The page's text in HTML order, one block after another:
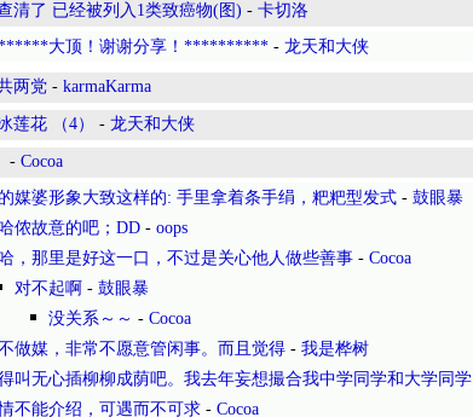
清了 已经被列入1类致癌物(图) - 卡切洛
大顶！谢谢分享！********** - 龙天和大侠
两党 - karmaKarma
莲花 （4） - 龙天和大侠
- Cocoa
媒婆形象大致这样的: 手里拿着条手绢，粑粑型发式 - 鼓眼暴
侬故意的吧；DD - oops
，那里是好这一口，不过是关心他人做些善事 - Cocoa
对不起啊 - 鼓眼暴
没关系～～ - Cocoa
做媒，非常不愿意管闲事。而且觉得 - 我是桦树
叫无心插柳柳成荫吧。我去年妄想撮合我中学同学和大学同学
不能介绍，可遇而不可求 - Cocoa